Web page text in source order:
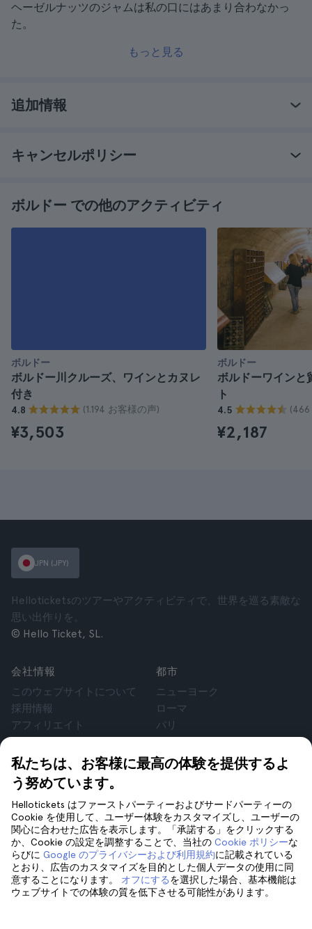
ヘーゼルナッツのジャムは私の口にはあまり合わなかっ
た。
もっと見る
追加情報
キャンセルポリシー
ボルドー での他のアクティビティ
ボルドー
ボルドー川クルーズ、ワインとカヌレ
付き
4.8 (1.194 お客様の声)
¥3,503
ボルドー
ボルドーワインと
ト
4.5 (466
¥2,187
私たちは、お客様に最高の体験を提供するよ
う努めています。
Hellotickets はファーストパーティーおよびサードパーティーの
Cookie を使用して、ユーザー体験をカスタマイズし、ユーザーの
関心に合わせた広告を表示します。「承諾する」をクリックする
か、Cookie の設定を調整することで、当社の Cookie ポリシーな
らびに Google のプライバシーおよび利用規約に記載されている
とおり、広告のカスタマイズを目的とした個人データの使用に同
意することになります。 オフにするを選択した場合、基本機能は
ウェブサイトでの体験の質を低下させる可能性があります。
JPN (JPY)
Helloticketsのツアーやアクティビティで、世界を巡る素敵な
思い出作りを。
© Hello Ticket, SL.
会社情報
このウェブサイトについて
採用情報
アフィリエイト
個人情報保護方針
利用規約
法律相談
cookie
都市
ニューヨーク
ローマ
パリ
グラナダ
サポート
サポート
お問い合わせ
フォローしてください